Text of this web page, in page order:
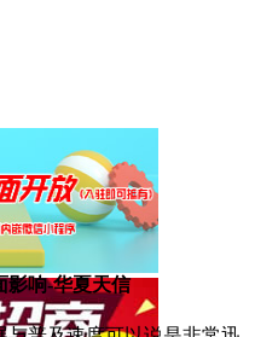
影响-华夏天信